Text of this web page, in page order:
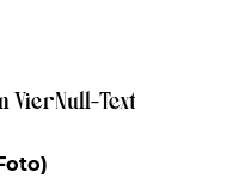
VierNull-Text